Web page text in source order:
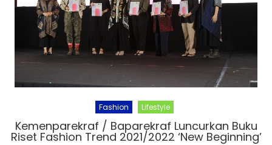
Fashion Lifestyle
Kemenparekraf / Baparekraf Luncurkan Buku
Riset Fashion Trend 2021/2022 ‘New Beginning’